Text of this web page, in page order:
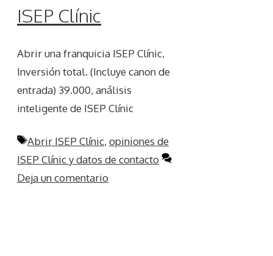
ISEP Clínic
Abrir una franquicia ISEP Clínic,
Inversión total. (Incluye canon de
entrada) 39.000, análisis
inteligente de ISEP Clínic
Etiquetas
Abrir ISEP Clínic, opiniones de
ISEP Clínic y datos de contacto
Deja un comentario